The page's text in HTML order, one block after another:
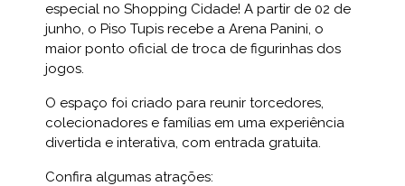
especial no Shopping Cidade! A partir de 02 de
junho, o Piso Tupis recebe a Arena Panini, o
maior ponto oficial de troca de figurinhas dos
jogos.
O espaço foi criado para reunir torcedores,
colecionadores e famílias em uma experiência
divertida e interativa, com entrada gratuita.
Confira algumas atrações: